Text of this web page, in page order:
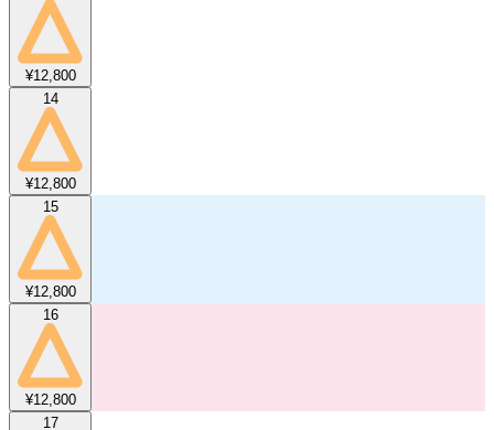
¥12,800
14
¥12,800
15
¥12,800
16
¥12,800
17